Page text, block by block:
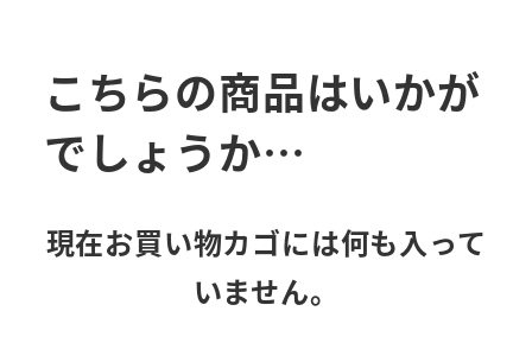
こちらの商品はいかが
でしょうか…
現在お買い物カゴには何も入って
いません。